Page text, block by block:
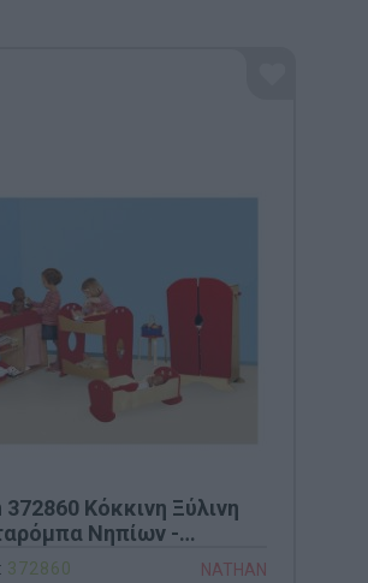
Κόκκινη Ξύλινη
Νηπίων -
372860 NATHAN